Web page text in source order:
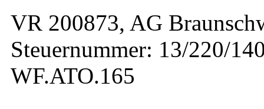
VR 200873, AG
Steuernummer: 13/220/
WF.ATO.165